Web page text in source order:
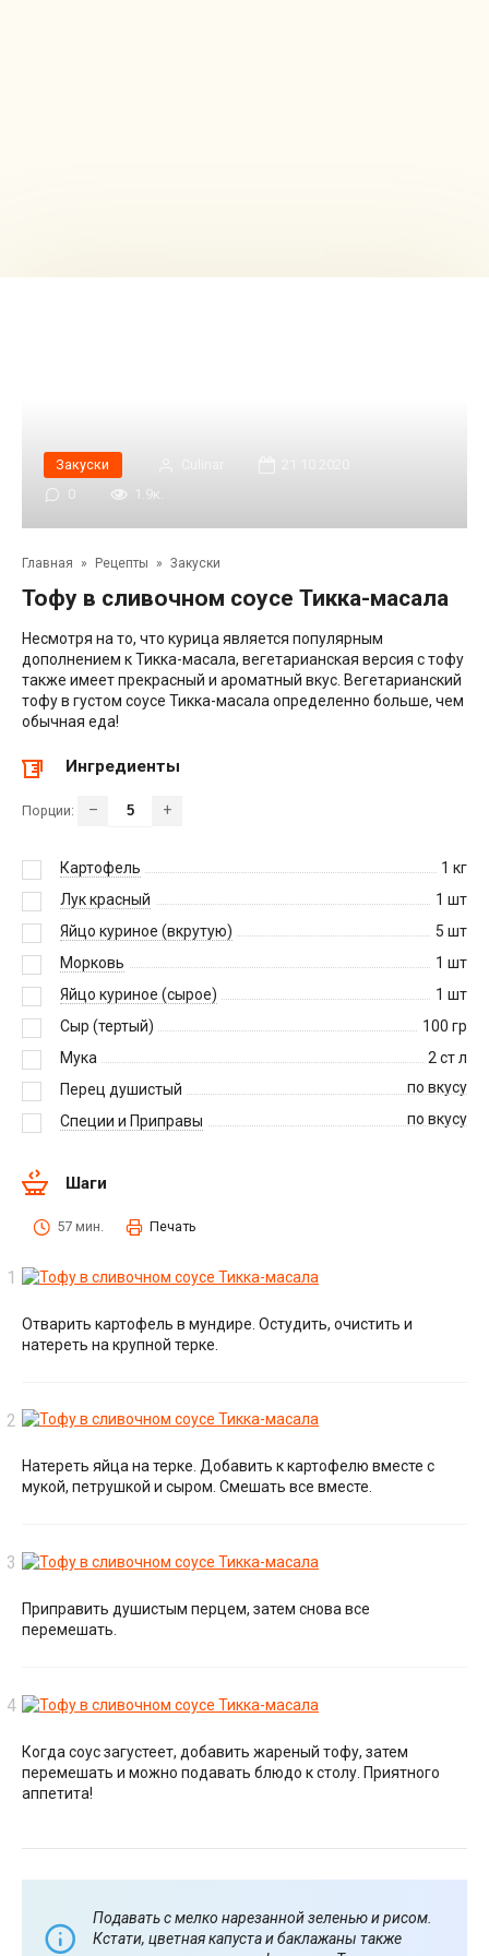
Закуски
0
1.9к.
Главная » Рецепты » Закуски
Тофу в сливочном соусе Тикка-масала
Несмотря на то, что курица является популярным
дополнением к Тикка-масала, вегетарианская версия с тофу
также имеет прекрасный и ароматный вкус. Вегетарианский
тофу в густом соусе Тикка-масала определенно больше, чем
обычная еда!
Ингредиенты
Порции: – +
Картофель 1 кг
Лук красный
1 шт
Яйцо куриное (вкрутую)
5 шт
Морковь
1 шт
Яйцо куриное (сырое)
1 шт
Сыр (тертый)
100 гр
Мука
2 ст л
Перец душистый
по вкусу
Специи и Приправы
по вкусу
Шаги
57 мин. Печать
Отварить картофель в мундире. Остудить, очистить и
натереть на крупной терке.
Натереть яйца на терке. Добавить к картофелю вместе с
мукой, петрушкой и сыром. Смешать все вместе.
Приправить душистым перцем, затем снова все
перемешать.
Когда соус загустеет, добавить жареный тофу, затем
перемешать и можно подавать блюдо к столу. Приятного
аппетита!
Подавать с мелко нарезанной зеленью и рисом.
Кстати, цветная капуста и баклажаны также